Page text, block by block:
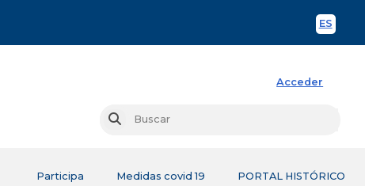
ES
Acceder
Buscar
Participa Medidas covid 19 PORTAL HISTÓRICO